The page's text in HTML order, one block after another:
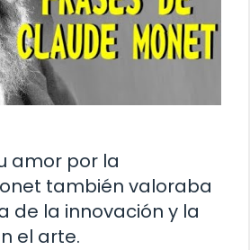
amor por la
también valoraba
de la innovación y la
el arte.